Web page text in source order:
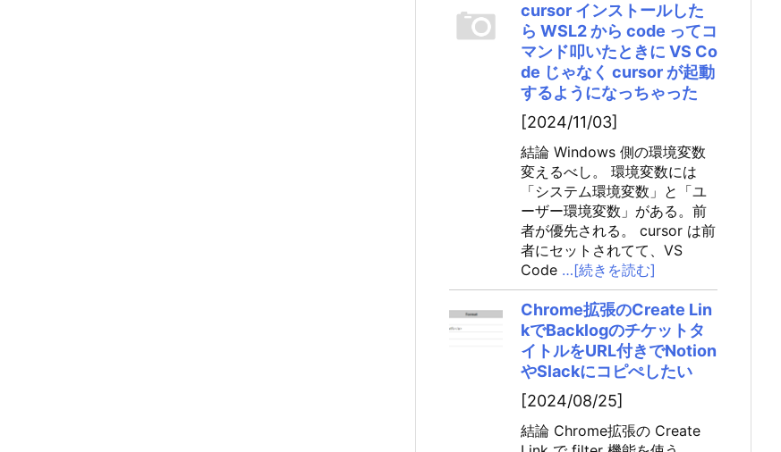
cursor インストールした
ら WSL2 から code ってコ
マンド叩いたときに VS Co
de じゃなく cursor が起動
するようになっちゃった
[2024/11/03]
結論 Windows 側の環境変数
変えるべし。 環境変数には
「システム環境変数」と「ユ
ーザー環境変数」がある。前
者が優先される。 cursor は前
者にセットされてて、VS
Code …[続きを読む]
Chrome拡張のCreate Lin
kでBacklogのチケットタ
イトルをURL付きでNotion
やSlackにコピぺしたい
[2024/08/25]
結論 Chrome拡張の Create